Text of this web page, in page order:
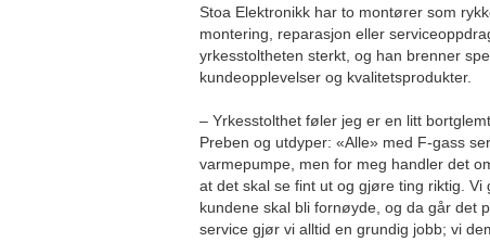
Stoa Elektronikk har to montører som
montering, reparasjon eller
yrkesstoltheten sterkt, og han brenner
kundeopplevelser og kvalitetsprodukter.
– Yrkesstolthet føler jeg er en litt
Preben og utdyper: «Alle» med F-gass
varmepumpe, men for meg handler det
at det skal se fint ut og gjøre ting riktig. Vi
kundene skal bli fornøyde, og da går det
service gjør vi alltid en grundig jobb; vi